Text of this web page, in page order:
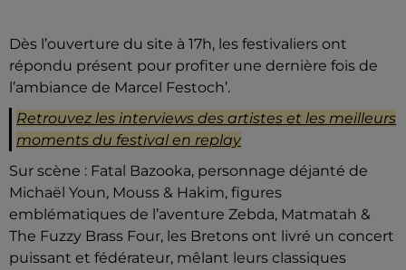
Dès l’ouverture du site à 17h, les festivaliers ont
répondu présent pour profiter une dernière fois de
l’ambiance de Marcel Festoch’.
Retrouvez les interviews des artistes et les meilleurs
moments du festival en replay
Sur scène : Fatal Bazooka, personnage déjanté de
Michaël Youn, Mouss & Hakim, figures
emblématiques de l’aventure Zebda, Matmatah &
The Fuzzy Brass Four, les Bretons ont livré un concert
puissant et fédérateur, mêlant leurs classiques